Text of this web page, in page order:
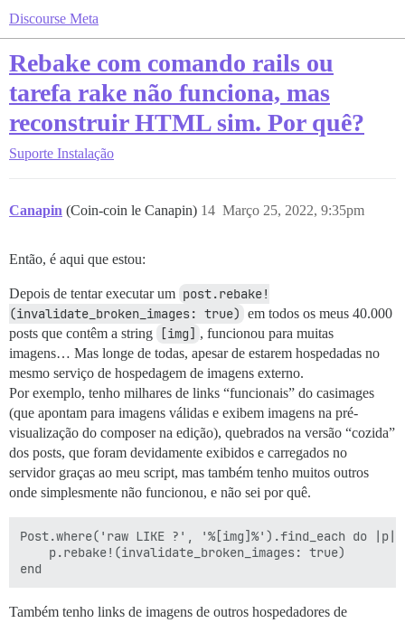
Discourse Meta
Rebake com comando rails ou
tarefa rake não funciona, mas
reconstruir HTML sim. Por quê?
Suporte Instalação
Canapin (Coin-coin le Canapin) Março 25, 2022, 9:35pm
14
Então, é aqui que estou:
Depois de tentar executar um post.rebake!
(invalidate_broken_images: true) em todos os meus 40.000
posts que contêm a string
[img] , funcionou para muitas
imagens… Mas longe de todas, apesar de estarem hospedadas no
mesmo serviço de hospedagem de imagens externo.
Por exemplo, tenho milhares de links “funcionais” do casimages
(que apontam para imagens válidas e exibem imagens na pré-
visualização do composer na edição), quebrados na versão “cozida”
dos posts, que foram devidamente exibidos e carregados no
servidor graças ao meu script, mas também tenho muitos outros
onde simplesmente não funcionou, e não sei por quê.
Post.where('raw LIKE ?', '%[img]%').find_each do |p|
    p.rebake!(invalidate_broken_images: true)
Também tenho links de imagens de outros hospedadores de